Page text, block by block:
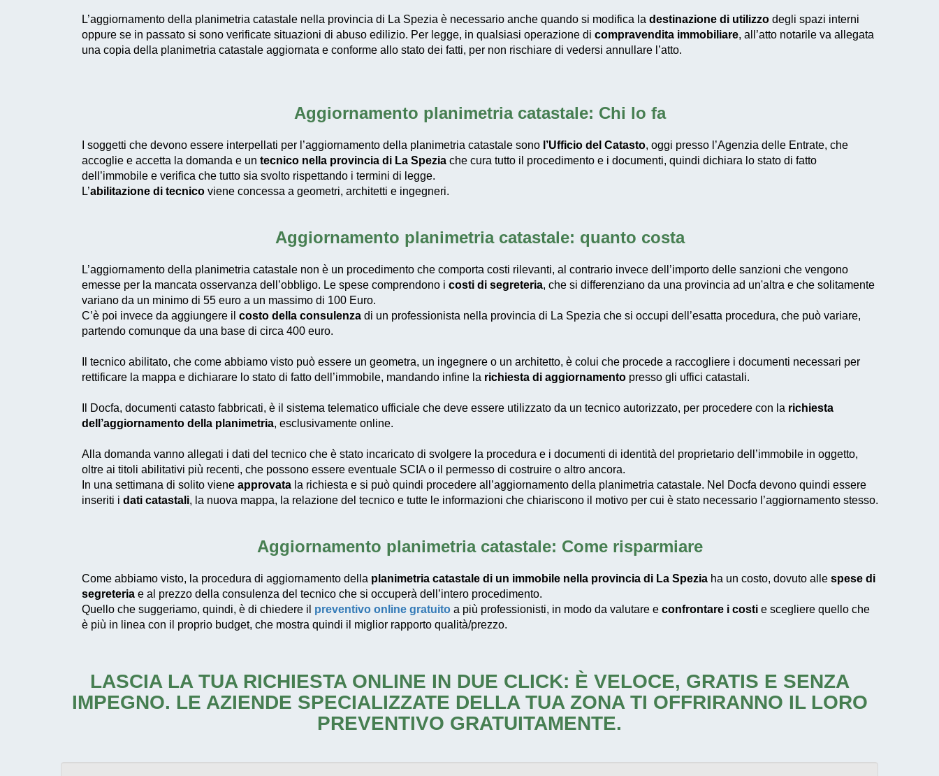
L’aggiornamento della planimetria catastale nella provincia di La Spezia è necessario anche quando si modifica la destinazione di utilizzo degli spazi interni
oppure se in passato si sono verificate situazioni di abuso edilizio. Per legge, in qualsiasi operazione di compravendita immobiliare, all’atto notarile va allegata
una copia della planimetria catastale aggiornata e conforme allo stato dei fatti, per non rischiare di vedersi annullare l’atto.
Aggiornamento planimetria catastale: Chi lo fa
I soggetti che devono essere interpellati per l’aggiornamento della planimetria catastale sono l’Ufficio del Catasto, oggi presso l’Agenzia delle Entrate, che
accoglie e accetta la domanda e un tecnico nella provincia di La Spezia che cura tutto il procedimento e i documenti, quindi dichiara lo stato di fatto
dell’immobile e verifica che tutto sia svolto rispettando i termini di legge.
L’abilitazione di tecnico viene concessa a geometri, architetti e ingegneri.
Aggiornamento planimetria catastale: quanto costa
L’aggiornamento della planimetria catastale non è un procedimento che comporta costi rilevanti, al contrario invece dell’importo delle sanzioni che vengono
emesse per la mancata osservanza dell’obbligo. Le spese comprendono i costi di segreteria, che si differenziano da una provincia ad un'altra e che solitamente
variano da un minimo di 55 euro a un massimo di 100 Euro.
C’è poi invece da aggiungere il costo della consulenza di un professionista nella provincia di La Spezia che si occupi dell’esatta procedura, che può variare,
partendo comunque da una base di circa 400 euro.
Il tecnico abilitato, che come abbiamo visto può essere un geometra, un ingegnere o un architetto, è colui che procede a raccogliere i documenti necessari per
rettificare la mappa e dichiarare lo stato di fatto dell’immobile, mandando infine la richiesta di aggiornamento presso gli uffici catastali.
Docfa, documenti catasto fabbricati, è il sistema telematico ufficiale che deve essere utilizzato da un tecnico autorizzato, per procedere con la richiesta
dell’aggiornamento della planimetria, esclusivamente online.
Alla domanda vanno allegati i dati del tecnico che è stato incaricato di svolgere la procedura e i documenti di identità del proprietario dell’immobile in oggetto,
oltre ai titoli abilitativi più recenti, che possono essere eventuale SCIA o il permesso di costruire o altro ancora.
In una settimana di solito viene approvata la richiesta e si può quindi procedere all’aggiornamento della planimetria catastale. Nel Docfa devono quindi essere
inseriti i dati catastali, la nuova mappa, la relazione del tecnico e tutte le informazioni che chiariscono il motivo per cui è stato necessario l’aggiornamento stesso.
Aggiornamento planimetria catastale: Come risparmiare
Come abbiamo visto, la procedura di aggiornamento della planimetria catastale di un immobile nella provincia di La Spezia ha un costo, dovuto alle spese di
segreteria e al prezzo della consulenza del tecnico che si occuperà dell’intero procedimento.
Quello che suggeriamo, quindi, è di chiedere il preventivo online gratuito a più professionisti, in modo da valutare e confrontare i costi e scegliere quello che
è più in linea con il proprio budget, che mostra quindi il miglior rapporto qualità/prezzo.
LASCIA LA TUA RICHIESTA ONLINE IN DUE CLICK: È VELOCE, GRATIS E SENZA
IMPEGNO. LE AZIENDE SPECIALIZZATE DELLA TUA ZONA TI OFFRIRANNO IL LORO
PREVENTIVO GRATUITAMENTE.